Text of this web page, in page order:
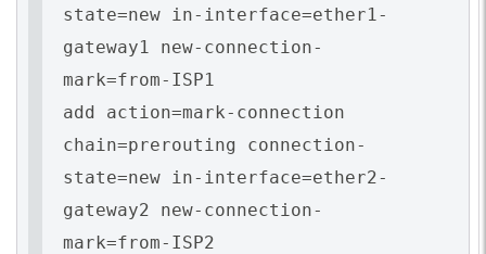
state=new in-interface=ether1-
gateway1 new-connection-
mark=from-ISP1
add action=mark-connection
chain=prerouting connection-
state=new in-interface=ether2-
gateway2 new-connection-
mark=from-ISP2